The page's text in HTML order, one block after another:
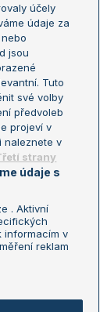
osobních
účely
údaje za
jsou
Tuto
své volby
předvoleb
projeví v
naleznete v
strany
údaje s
. Aktivní
informacím v
reklam